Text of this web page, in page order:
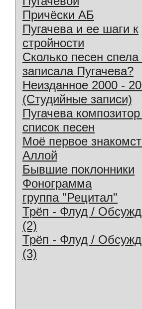
Причёски АБ
Пугачева и ее шаги к
стройности
Сколько песен спела
записала Пугачева?
Неизданное 2000 -
(Студийные записи)
Пугачева
список песен
Моё первое
Аллой
Бывшие поклонники
Фонограмма
группа "Рецитал"
Трёп - Флуд /
(2)
Трёп - Флуд /
(3)